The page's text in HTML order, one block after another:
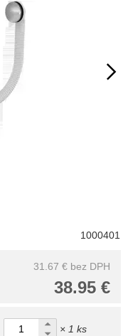
1000401
31.67 € bez DPH
38.95 €
× 1 ks